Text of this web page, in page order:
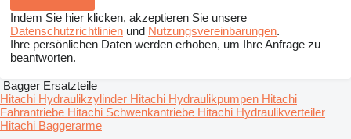
Indem Sie hier klicken, akzeptieren Sie unsere
Datenschutzrichtlinien und Nutzungsvereinbarungen.
Ihre persönlichen Daten werden erhoben, um Ihre Anfrage zu
beantworten.
Bagger Ersatzteile
Hitachi Hydraulikzylinder Hitachi Hydraulikpumpen Hitachi
Fahrantriebe Hitachi Schwenkantriebe Hitachi Hydraulikverteiler
Hitachi Baggerarme